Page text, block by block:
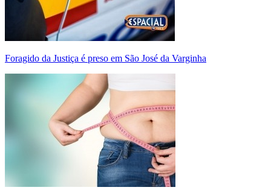
Foragido da Justiça é preso em São José da Varginha